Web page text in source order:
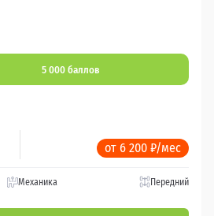
5 000 баллов
от 6 200 ₽/мес
Механика Передний